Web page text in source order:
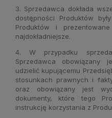
3. Sprzedawca dokłada
dostępności Produktów
Produktów i
najdokładniejsze.
4. W przypadku
Sprzedawca obowiązany
udzielić kupującemu
stosunkach prawnych i
oraz obowiązany jest
dokumenty, które tego
instrukcję korzystania z